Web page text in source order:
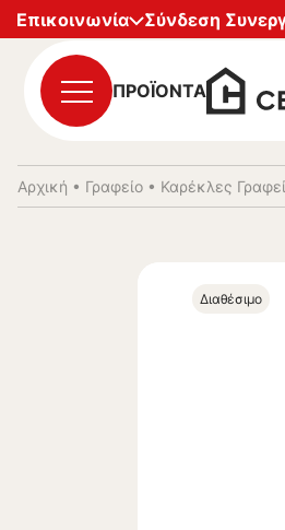
Επικοινωνία
Σύνδεση
ΠΡΟΪΟΝΤΑ
Αρχική • Γραφείο • Καρέκλες
Διαθέσιμο